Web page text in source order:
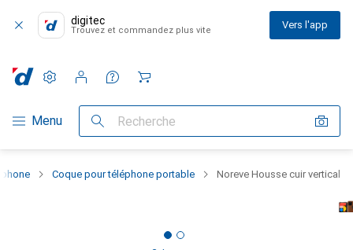
digitec
Trouvez et commandez plus vite Vers l'app
Navigation par catégorie
Menu Recherche
Paramètres
Compte client
Listes de comparaison
Listes d'envies
Panier
Coque pour téléphone portable Noreve Housse cuir vertical